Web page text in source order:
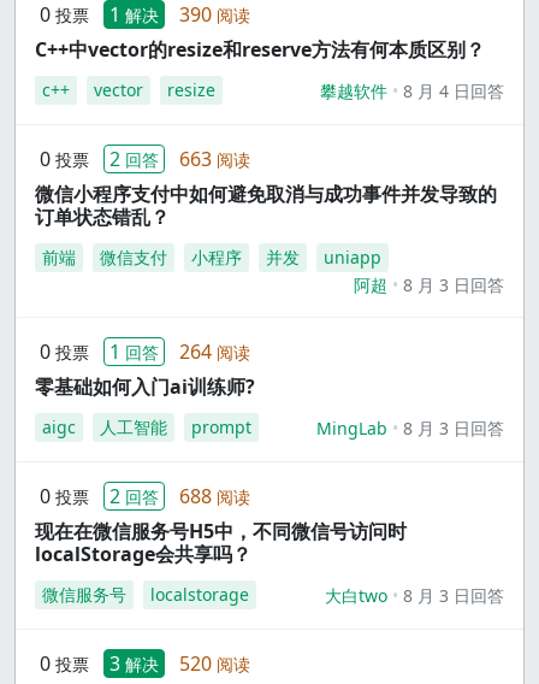
0 投票 1 解决 390 阅读
C++中vector的resize和reserve方法有何本质区别？
c++ vector resize 攀越软件 8 月 4 日回答
0 投票 2 回答 663 阅读
微信小程序支付中如何避免取消与成功事件并发导致的
订单状态错乱？
前端 微信支付 小程序 并发
uniapp
阿超
8 月 3 日回答
0 投票 1 回答 264 阅读
零基础如何入门ai训练师?
aigc 人工智能 prompt MingLab 8 月 3 日回答
0 投票 2 回答 688 阅读
现在在微信服务号H5中，不同微信号访问时
localStorage会共享吗？
微信服务号 localstorage 大白two 8 月 3 日回答
0 投票 3 解决 520 阅读